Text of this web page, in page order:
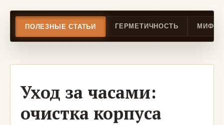
ПОЛЕЗНЫЕ СТАТЬИ ГЕРМЕТИЧНОСТЬ МИФЫ
Уход за часами:
очистка корпуса